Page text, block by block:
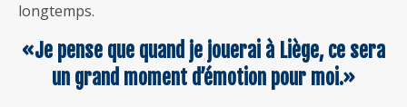
longtemps.
«Je pense que quand je jouerai à Liège, ce sera
un grand moment d’émotion pour moi.»